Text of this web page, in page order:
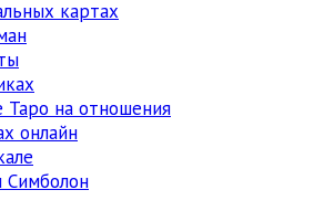
картах
Таро на отношения
онлайн
Симболон